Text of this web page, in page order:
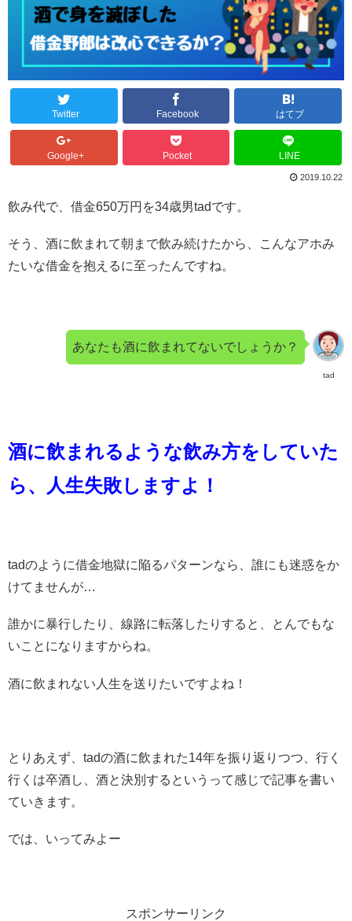
Twitter Facebook はてブ
Google+ Pocket LINE
2019.10.22
飲み代で、借金650万円を34歳男tadです。
そう、酒に飲まれて朝まで飲み続けたから、こんなアホみ
たいな借金を抱えるに至ったんですね。
tad
あなたも酒に飲まれてないでしょうか？
酒に飲まれるような飲み方をしていた
ら、人生失敗しますよ！
tadのように借金地獄に陥るパターンなら、誰にも迷惑をか
けてませんが…
誰かに暴行したり、線路に転落したりすると、とんでもな
いことになりますからね。
酒に飲まれない人生を送りたいですよね！
とりあえず、tadの酒に飲まれた14年を振り返りつつ、行く
行くは卒酒し、酒と決別するというって感じで記事を書い
ていきます。
では、いってみよー
スポンサーリンク